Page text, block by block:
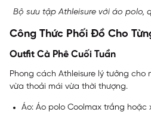
Bộ sưu tập Athleisure với áo polo,
Công Thức Phối Đồ Cho
Outfit Cà Phê Cuối Tuần
Phong cách Athleisure lý tưởng
vừa thoải mái vừa thời thượng.
Áo: Áo polo Coolmax trắng hoặc